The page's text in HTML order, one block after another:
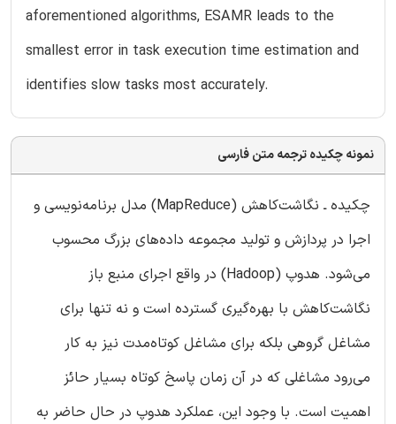
aforementioned algorithms, ESAMR leads to the
smallest error in task execution time estimation and
identifies slow tasks most accurately.
نمونه چکیده ترجمه متن فارسی
چکیده ـ نگاشت‌کاهش (MapReduce) مدل برنامه‌نویسی و
اجرا در پردازش و تولید مجموعه داده‌های بزرگ محسوب
می‌شود. هدوپ (Hadoop) در واقع اجرای منبع باز
نگاشت‌کاهش با بهره‌گیری گسترده است و نه تنها برای
مشاغل گروهی بلکه برای مشاغل کوتاه‌مدت نیز به کار
می‌رود مشاغلی که در آن زمان پاسخ کوتاه بسیار حائز
اهمیت است. با وجود این، عملکرد هدوپ در حال حاضر به